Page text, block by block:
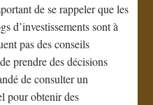
de se rappeler que les
d’investissements sont à
pas des conseils
prendre des décisions
de consulter un
pour obtenir des